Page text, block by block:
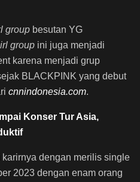
group besutan YG
group ini juga menjadi
karena menjadi grup
BLACKPINK yang debut
cnnindonesia.com.
Konser Tur Asia,
dengan merilis single
2023 dengan enam orang